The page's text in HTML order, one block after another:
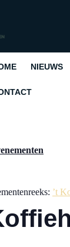
NIEUWS
’t